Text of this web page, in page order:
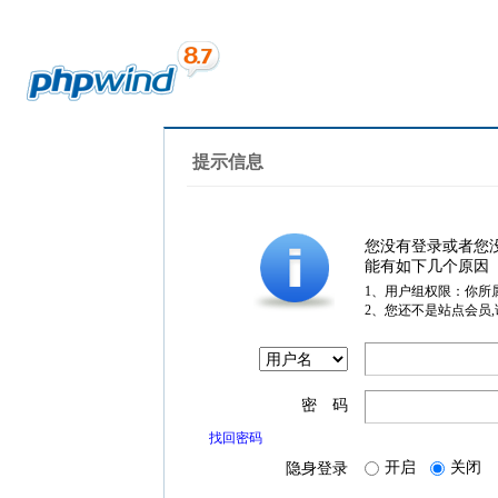
提示信息
您没有登录或者您
能有如下几个原因
1、用户组权限：你所
2、您还不是站点会员
密 码
找回密码
隐身登录 开启 关闭